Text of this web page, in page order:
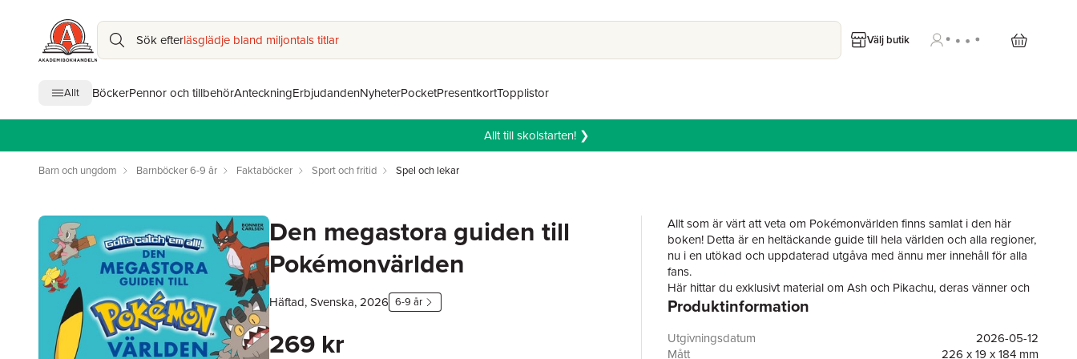
Sök efterläsglädje bland miljontals titlar Välj butik
Allt BöckerPennor och tillbehörAnteckningErbjudandenNyheterPocketPresentkortTopplistor
Allt till skolstarten! ❯
Barn och ungdom Barnböcker 6-9 år Faktaböcker Sport och fritid Spel och lekar
Den megastora guiden till
Pokémonvärlden
Häftad, Svenska, 2026 6-9 år
269 kr
Allt som är värt att veta om Pokémonvärlden finns samlat i den här
boken! Detta är en heltäckande guide till hela världen och alla regioner,
nu i en utökad och uppdaterad utgåva med ännu mer innehåll för alla
fans.
Här hittar du exklusivt material om Ash och Pikachu, deras vänner och
fiender, samt berättelser från deras resor, äventyr och strider genom
Ingenting saknas – över 20 års Pokémonhistoria ryms i denna bok,
tillsammans med massor av fakta om legendariska och mytiska
Produktinformation
Utgivningsdatum
2026-05-12
Mått
226 x 19 x 184 mm